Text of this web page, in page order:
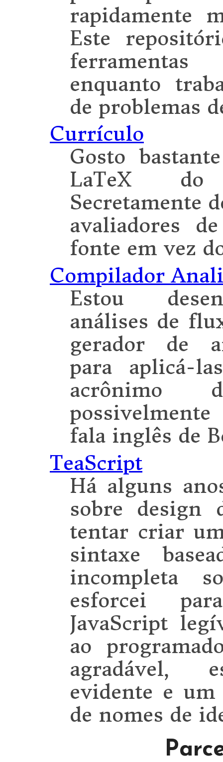
rapidamente
Este
enquanto
de problemas
Currículo
Gosto
LaTeX
Secretamente
avaliadores
fonte em vez
Compilador
Estou
análises de
gerador de
para aplicá-
acrônimo
fala inglês de
TeaScript
Há alguns
sobre design
tentar criar
sintaxe
incompleta
esforcei
JavaScript
ao
agradável,
evidente e
de nomes de